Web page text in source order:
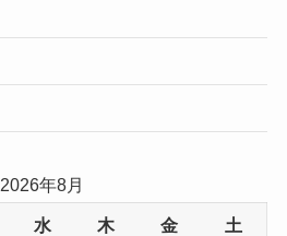
2026年8月
水 木 金 土